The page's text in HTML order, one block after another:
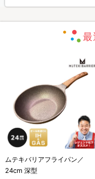
最
ムテキバリアフライパン／
24cm 深型